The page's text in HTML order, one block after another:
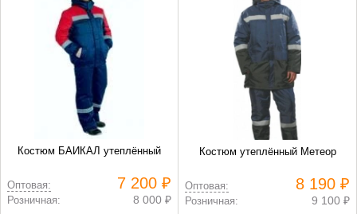
Костюм БАЙКАЛ утеплённый
Оптовая: 7 200 ₽
Розничная: 8 000 ₽
Костюм утеплённый Метеор
Оптовая: 8 190 ₽
Розничная: 9 100 ₽